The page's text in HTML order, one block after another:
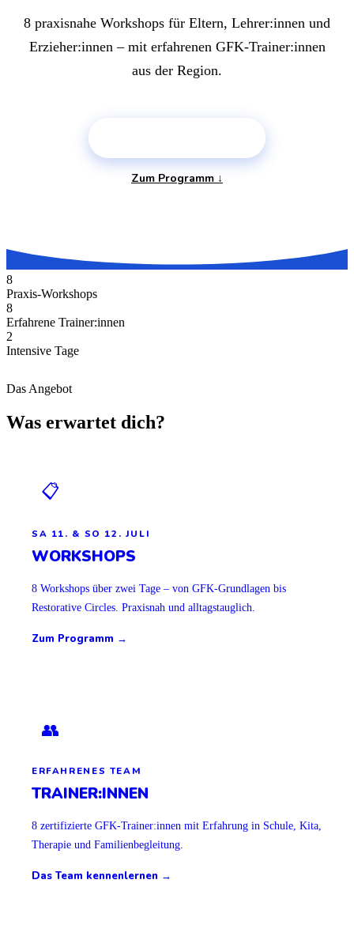
8 praxisnahe Workshops für Eltern, Lehrer:innen und
Erzieher:innen – mit erfahrenen GFK-Trainer:innen
aus der Region.
Zum Programm ↓
8
Praxis-Workshops
8
Erfahrene Trainer:innen
2
Intensive Tage
Das Angebot
Was erwartet dich?
📋
SA 11. & SO 12. JULI
WORKSHOPS
8 Workshops über zwei Tage – von GFK-Grundlagen bis
Restorative Circles. Praxisnah und alltagstauglich.
Zum Programm →
👥
ERFAHRENES TEAM
TRAINER:INNEN
8 zertifizierte GFK-Trainer:innen mit Erfahrung in Schule, Kita,
Therapie und Familienbegleitung.
Das Team kennenlernen →